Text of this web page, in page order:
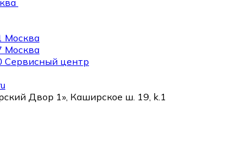
Москва
Москва
Сервисный центр
Двор 1», Каширское ш. 19, k.1